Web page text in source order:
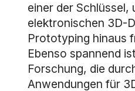
einer der Schlüssel,
elektronischen 3D-
Prototyping hinaus
Ebenso spannend
Forschung, die
Anwendungen für